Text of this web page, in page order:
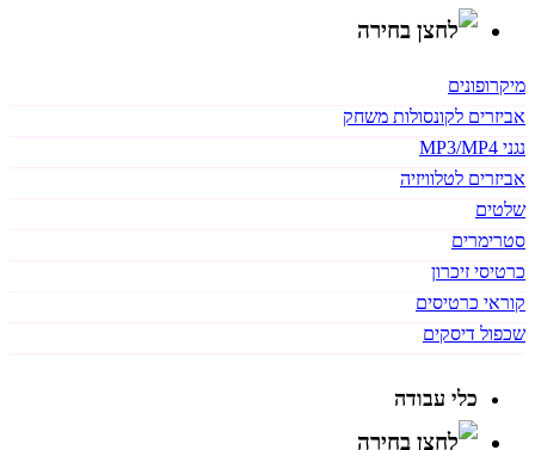
מיקרופונים
אביזרים לקונסולות משחק
נגני MP3/MP4
אביזרים לטלוויזיה
שלטים
סטרימרים
כרטיסי זיכרון
קוראי כרטיסים
שכפול דיסקים
כלי עבודה